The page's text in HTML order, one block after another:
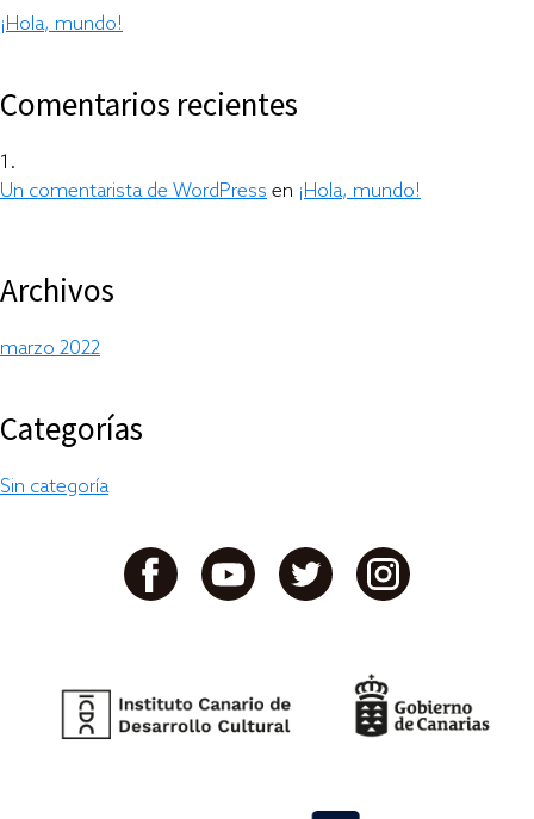
¡Hola, mundo!
Comentarios recientes
Un comentarista de WordPress en ¡Hola, mundo!
Archivos
marzo 2022
Categorías
Sin categoría